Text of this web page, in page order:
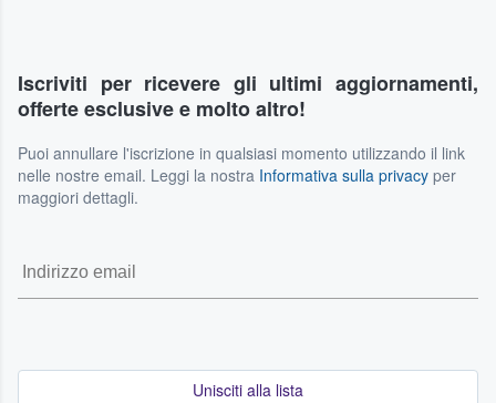
Iscriviti per ricevere gli ultimi aggiornamenti,
offerte esclusive e molto altro!
Puoi annullare l'iscrizione in qualsiasi momento utilizzando il link
nelle nostre email. Leggi la nostra Informativa sulla privacy per
maggiori dettagli.
Unisciti alla lista